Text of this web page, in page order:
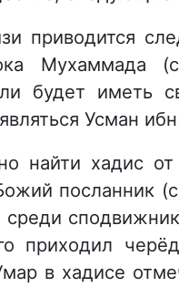
приводится
Мухаммада
будет иметь
Усман
найти хадис
посланник
приходил
в хадисе